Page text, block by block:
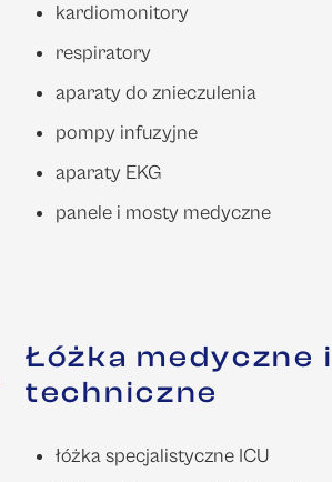
kardiomonitory
respiratory
aparaty do znieczulenia
pompy infuzyjne
aparaty EKG
panele i mosty medyczne
Łóżka medyczne
techniczne
łóżka specjalistyczne ICU